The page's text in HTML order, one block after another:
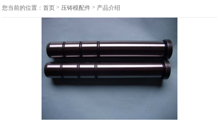
您当前的位置：首页 > 压铸模配件 > 产品介绍